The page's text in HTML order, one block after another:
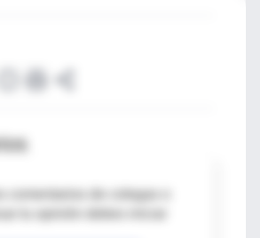
comentarios de colegas o